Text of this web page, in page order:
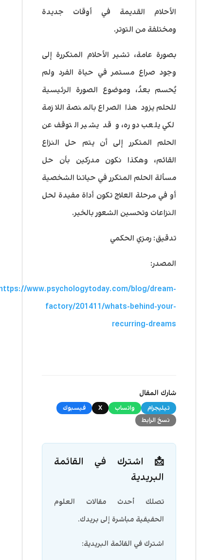
الأحلام القديمة في أوقات جديدة
ومختلفة من التوتر.
بصورة عامة، تشير الأحلام المتكررة إلى
وجود صراع مستمر في حياة الفرد ولم
يُحسم بعدُ، وموضوع الصورة الرئيسية
للحلم يزود هذا الصراع بالمنصة اللازمة
لكي يلعب دوره، و قد يشير التوقف عن
الحلم المتكرر إلى أن يتم حل النزاع
القائم، وهكذا نكون مدركين بأن حل
مسألة الحلم المتكرر في حياتنا الشخصية
أو في مرحلة العلاج تكون أداة مفيدة لحل
النزاعات وتحسين الشعور بالخير.
تدقيق: رمزي الحكمي
المصدر:
www.psychologytoday.com/blog/dream-
factory/201411/whats-behind-your-
recurring-dreams
شارك المقال
تيليجرام واتساب X
فيسبوك
نسخ الرابط
📩 اشترك في القائمة
البريدية
تصلك أحدث مقالات العلوم
الحقيقية مباشرة إلى بريدك.
اشترك في القائمة البريدية: